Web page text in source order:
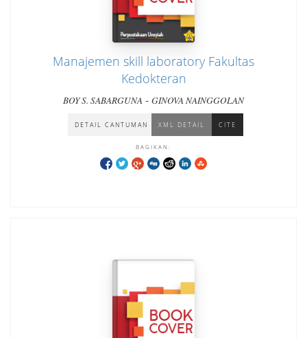
Manajemen skill laboratory Fakultas
Kedokteran
BOY S. SABARGUNA - GINOVA NAINGGOLAN
DETAIL CANTUMAN XML DETAIL CITE
BAGIKAN: